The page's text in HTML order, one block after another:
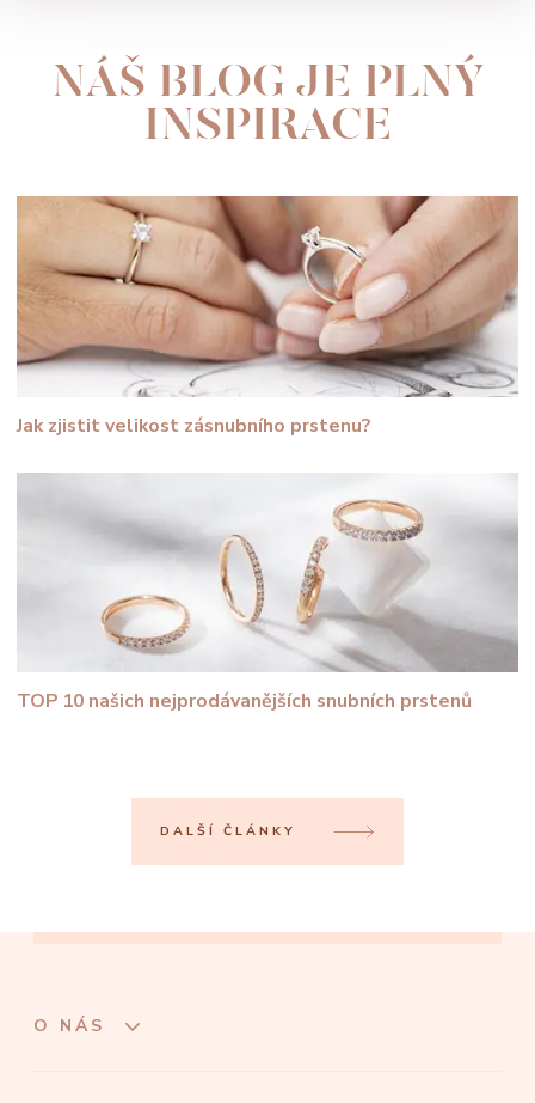
NÁŠ BLOG JE PLNÝ
INSPIRACE
Jak zjistit velikost zásnubního prstenu?
TOP 10 našich nejprodávanějších snubních prstenů
DALŠÍ ČLÁNKY
O NÁS